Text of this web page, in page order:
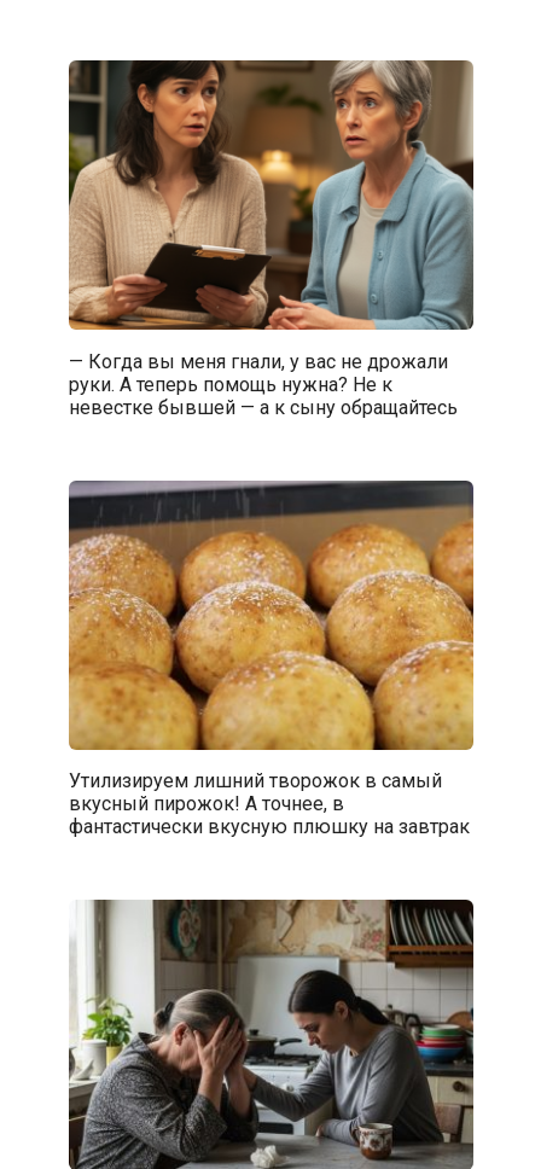
— Когда вы меня гнали, у вас не дрожали
руки. А теперь помощь нужна? Не к
невестке бывшей — а к сыну обращайтесь
Утилизируем лишний творожок в самый
вкусный пирожок! А точнее, в
фантастически вкусную плюшку на завтрак